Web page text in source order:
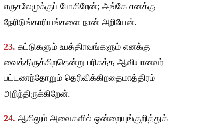
எருசலேமுக்குப் போகிறேன்; அங்கே எனக்கு
நேரிடுங்காரியங்களை நான் அறியேன்.
23. கட்டுகளும் உபத்திரவங்களும் எனக்கு
வைத்திருக்கிறதென்று பரிசுத்த ஆவியானவர்
பட்டணந்தோறும் தெரிவிக்கிறதைமாத்திரம்
அறிந்திருக்கிறேன்.
24. ஆகிலும் அவைகளில் ஒன்றையுங்குறித்துக்